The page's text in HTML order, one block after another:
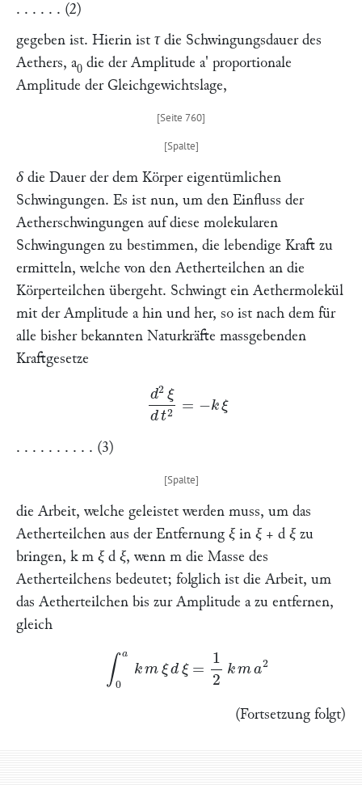
. . . . . . (2)
gegeben ist. Hierin ist τdie Schwingungsdauer des
Aethers, a0 die der Amplitude a' proportionale
Amplitude der Gleichgewichtslage,
δ die Dauer der dem Körper eigentümlichen
Schwingungen. Es ist nun, um den Einfluss der
Aetherschwingungen auf diese molekularen
Schwingungen zu bestimmen, die lebendige Kraft zu
ermitteln, welche von den Aetherteilchen an die
Körperteilchen übergeht. Schwingt ein Aethermolekül
mit der Amplitude ahin und her, so ist nach dem für
alle bisher bekannten Naturkräfte massgebenden
Kraftgesetze
d2 ξd
. . . . . . . . . . (3)
die Arbeit, welche geleistet werden muss, um das
Aetherteilchen aus der Entfernung ξ in ξ + d ξ zu
bringen, k m ξ d ξ, wenn m die Masse des
Aetherteilchens bedeutet; folglich ist die Arbeit, um
das Aetherteilchen bis zur Amplitude azu entfernen,
gleich
k
(Fortsetzung folgt)